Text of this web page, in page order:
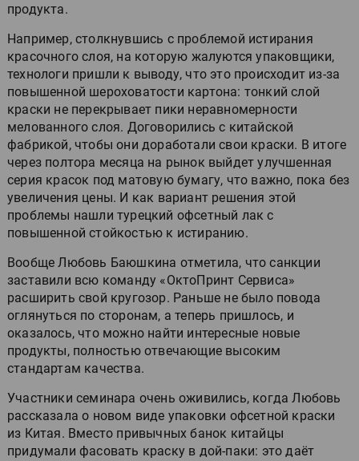
продукта.
Например, столкнувшись с проблемой истирания
красочного слоя, на которую жалуются упаковщики,
технологи пришли к выводу, что это происходит из-за
повышенной шероховатости картона: тонкий слой
краски не перекрывает пики неравномерности
мелованного слоя. Договорились с китайской
фабрикой, чтобы они доработали свои краски. В итоге
через полтора месяца на рынок выйдет улучшенная
серия красок под матовую бумагу, что важно, пока без
увеличения цены. И как вариант решения этой
проблемы нашли турецкий офсетный лак с
повышенной стойкостью к истиранию.
Вообще Любовь Баюшкина отметила, что санкции
заставили всю команду «ОктоПринт Сервиса»
расширить свой кругозор. Раньше не было повода
оглянуться по сторонам, а теперь пришлось, и
оказалось, что можно найти интересные новые
продукты, полностью отвечающие высоким
стандартам качества.
Участники семинара очень оживились, когда Любовь
рассказала о новом виде упаковки офсетной краски
из Китая. Вместо привычных банок китайцы
придумали фасовать краску в дой-паки: это даёт